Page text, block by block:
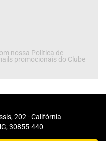
nossa Política de
promocionais do Clube
202 - Califórnia
30855-440